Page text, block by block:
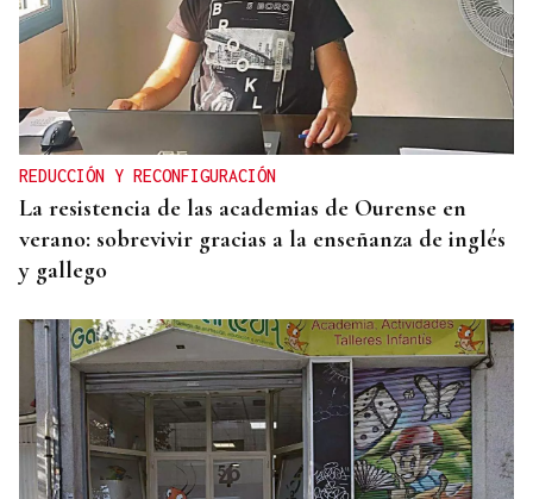
CREACIÓN DE VIVIENDA
2.000 casas vacías en Celanova y solo tres en
alquiler
REDUCCIÓN Y RECONFIGURACIÓN
La resistencia de las academias de Ourense en
verano: sobrevivir gracias a la enseñanza de inglés
y gallego